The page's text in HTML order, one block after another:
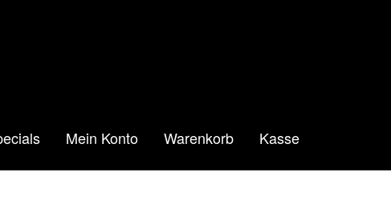
Mein Konto Warenkorb Kasse